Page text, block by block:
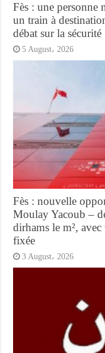
Fès : une personne
un train à
débat sur la
5 August، 2026
Fès : nouvelle
Moulay Yacoub –
dirhams le m²,
fixée
3 August، 2026